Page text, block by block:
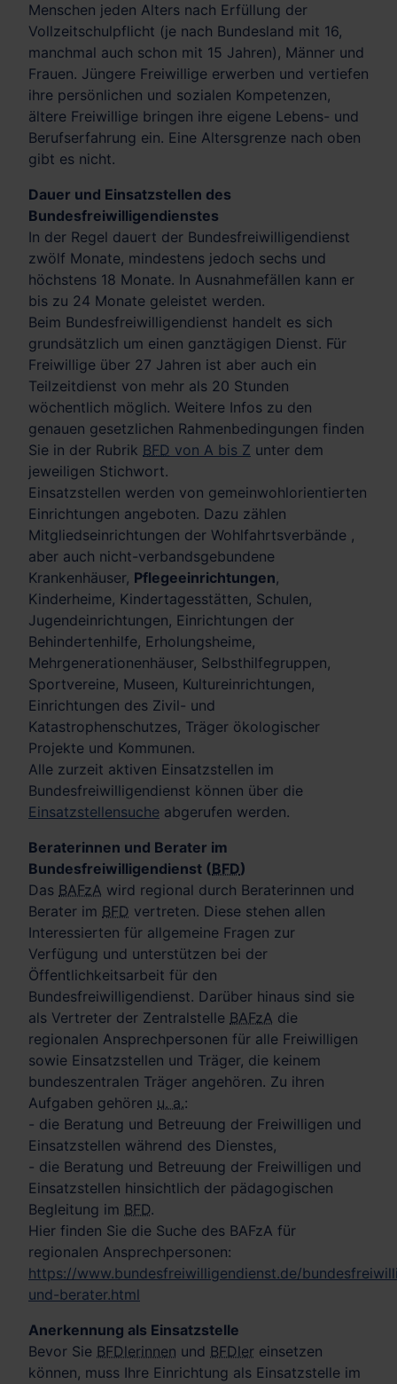
Menschen jeden Alters nach Erfüllung der
Vollzeitschulpflicht (je nach Bundesland mit 16,
manchmal auch schon mit 15 Jahren), Männer und
Frauen. Jüngere Freiwillige erwerben und vertiefen
ihre persönlichen und sozialen Kompetenzen,
ältere Freiwillige bringen ihre eigene Lebens- und
Berufserfahrung ein. Eine Altersgrenze nach oben
gibt es nicht.
Dauer und Einsatzstellen des
Bundesfreiwilligendienstes
In der Regel dauert der Bundesfreiwilligendienst
zwölf Monate, mindestens jedoch sechs und
höchstens 18 Monate. In Ausnahmefällen kann er
bis zu 24 Monate geleistet werden.
Beim Bundesfreiwilligendienst handelt es sich
grundsätzlich um einen ganztägigen Dienst. Für
Freiwillige über 27 Jahren ist aber auch ein
Teilzeitdienst von mehr als 20 Stunden
wöchentlich möglich. Weitere Infos zu den
genauen gesetzlichen Rahmenbedingungen finden
Sie in der Rubrik BFD von A bis Z unter dem
jeweiligen Stichwort.
Einsatzstellen werden von gemeinwohlorientierten
Einrichtungen angeboten. Dazu zählen
Mitgliedseinrichtungen der Wohlfahrtsverbände ,
aber auch nicht-verbandsgebundene
Krankenhäuser, Pflegeeinrichtungen,
Kinderheime, Kindertagesstätten, Schulen,
Jugendeinrichtungen, Einrichtungen der
Behindertenhilfe, Erholungsheime,
Mehrgenerationenhäuser, Selbsthilfegruppen,
Sportvereine, Museen, Kultureinrichtungen,
Einrichtungen des Zivil- und
Katastrophenschutzes, Träger ökologischer
Projekte und Kommunen.
Alle zurzeit aktiven Einsatzstellen im
Bundesfreiwilligendienst können über die
Einsatzstellensuche abgerufen werden.
Beraterinnen und Berater im
Bundesfreiwilligendienst (BFD)
Das BAFzA wird regional durch Beraterinnen und
Berater im BFD vertreten. Diese stehen allen
Interessierten für allgemeine Fragen zur
Verfügung und unterstützen bei der
Öffentlichkeitsarbeit für den
Bundesfreiwilligendienst. Darüber hinaus sind sie
als Vertreter der Zentralstelle BAFzA die
regionalen Ansprechpersonen für alle Freiwilligen
sowie Einsatzstellen und Träger, die keinem
bundeszentralen Träger angehören. Zu ihren
Aufgaben gehören u. a.:
- die Beratung und Betreuung der Freiwilligen und
Einsatzstellen während des Dienstes,
- die Beratung und Betreuung der Freiwilligen und
Einsatzstellen hinsichtlich der pädagogischen
Begleitung im BFD.
Hier finden Sie die Suche des BAFzA für
regionalen Ansprechpersonen:
https://www.bundesfreiwilligendienst.de/
und-berater.html
Anerkennung als Einsatzstelle
Bevor Sie BFDlerinnen und BFDler einsetzen
können, muss Ihre Einrichtung als Einsatzstelle im